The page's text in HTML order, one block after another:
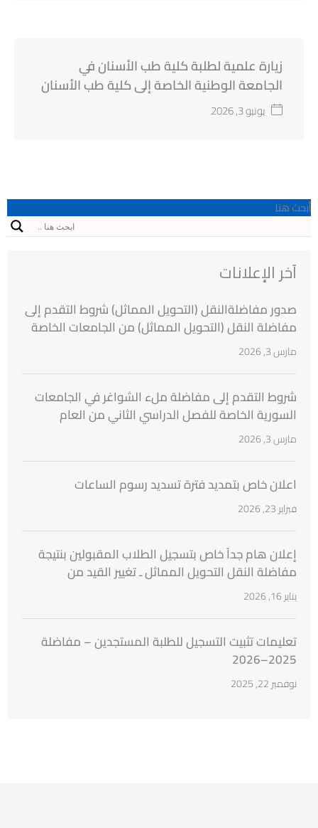
زيارة علمية لطلبة كلية طب الأسنان في
الجامعة الوطنية الخاصة إلى كلية طب الأسنان
بجامعة دمشق
يونيو 3, 2026
أبحث هنا
آخر الإعلانات
صدور مفاضلةالنقل (التحويل المماثل) شروط التقدم إلى
مفاضلة النقل (التحويل المماثل) من الجامعات الخاصة
السورية إلى الجامعات الخاصة السورية للطلاب
المقبولين بنتائج مفاضلة القبول الجامعي للعام
الدراسي 2025/2026
مارس 3, 2026
شروط التقدم إلى مفاضلة ملء الشواغر في الجامعات
السورية الخاصة للفصل الدراسي الثاني من العام
الدراسي 2025 ــ 2026
مارس 3, 2026
اعلان خاص بتمديد فترة تسديد رسوم الساعات
فبراير 23, 2026
إعلان هام جداً خاص بتسجيل الطلاب المقبولين بنتيجة
مفاضلة النقل التحويل المماثل ـ تغيير القيد من
الجامعات السورية
يناير 16, 2026
تعليمات تثبيت التسجيل للطلبة المستجدين – مفاضلة
2025–2026
نوفمبر 22, 2025